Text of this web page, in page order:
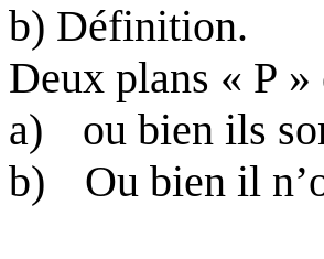
b) Définition.
Deux plans « P
a)
ou bien ils
b)
Ou bien il